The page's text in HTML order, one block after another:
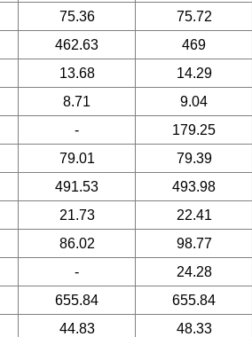
75.36
75.72
462.63
469
13.68
14.29
8.71
9.04
-
179.25
79.01
79.39
491.53
493.98
21.73
22.41
86.02
98.77
-
24.28
655.84
655.84
44.83
48.33